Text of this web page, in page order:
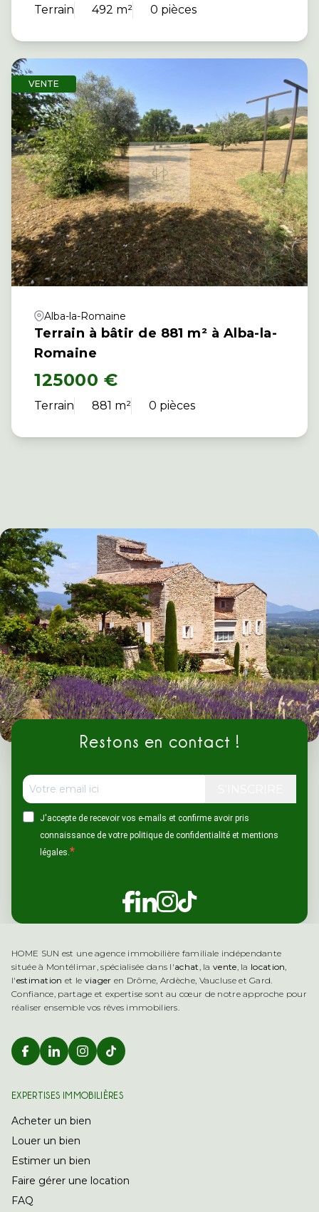
Terrain 492 m² 0 pièces
VENTE
Alba-la-Romaine
Terrain à bâtir de 881 m² à Alba-la-
Romaine
125000 €
Terrain 881 m² 0 pièces
Restons en contact !
J'accepte de recevoir vos e-mails et confirme avoir pris
connaissance de votre politique de confidentialité et mentions
légales.
Retrouver Home Sun
Retrouver Home Sun
HOME SUN est une agence immobilière familiale indépendante
située à Montélimar, spécialisée dans l'achat, lavente, la location,
l'estimation et le viager en Drôme, Ardèche, Vaucluse et Gard.
Confiance, partage et expertise sont au cœur de notre approche pour
réaliser ensemble vos rêves immobiliers.
Retrouver Home Sun Immobilier sur
Retrouver Home Sun Immobilier
EXPERTISES IMMOBILIÈRES
Acheter un bien
Louer un bien
Estimer un bien
Faire gérer une location
FAQ